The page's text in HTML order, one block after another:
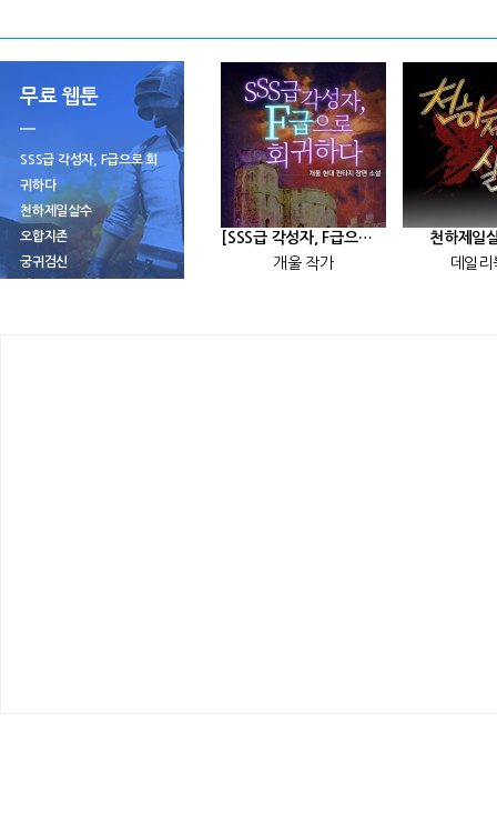
무료 웹툰
SSS급 각성자, F급으로 회
귀하다
천하제일살수
오합지존
궁귀검신
[SSS급 각성자, F급으로 회귀하다] 25화
개울 작가
천하제일
데일리